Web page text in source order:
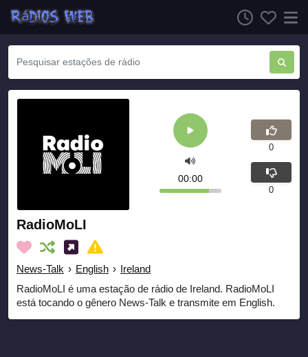
RadioMoLI
News-Talk › English › Ireland
RadioMoLI é uma estação de rádio de Ireland. RadioMoLI
está tocando o gênero News-Talk e transmite em English.
00:00
0
0